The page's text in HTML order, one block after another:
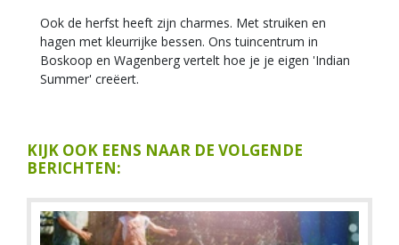
Ook de herfst heeft zijn charmes. Met struiken en
hagen met kleurrijke bessen. Ons tuincentrum in
Boskoop en Wagenberg vertelt hoe je je eigen 'Indian
Summer' creëert.
KIJK OOK EENS NAAR DE VOLGENDE
BERICHTEN: